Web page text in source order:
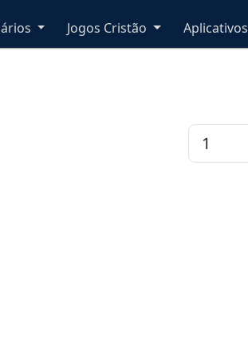
Jogos Cristão Aplicativos